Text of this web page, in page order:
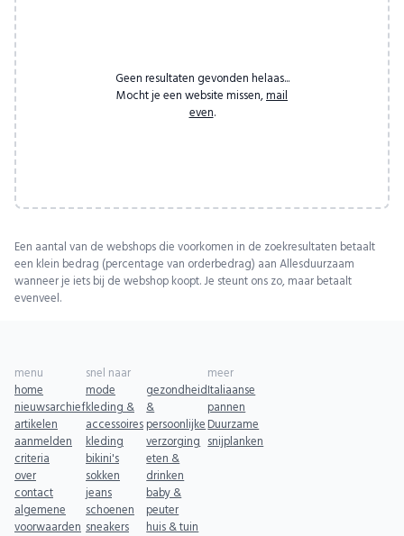
Geen resultaten gevonden helaas...
Mocht je een website missen, mail
even.
Een aantal van de webshops die voorkomen in de zoekresultaten betaalt
een klein bedrag (percentage van orderbedrag) aan Allesduurzaam
wanneer je iets bij de webshop koopt. Je steunt ons zo, maar betaalt
evenveel.
menu
home
nieuwsarchief
artikelen
aanmelden
criteria
over
contact
algemene
voorwaarden
snel naar
mode
kleding &
accessoires
kleding
bikini's
sokken
jeans
schoenen
sneakers
gezondheid
&
persoonlijke
verzorging
eten &
drinken
baby &
peuter
huis & tuin
meer
Italiaanse
pannen
Duurzame
snijplanken